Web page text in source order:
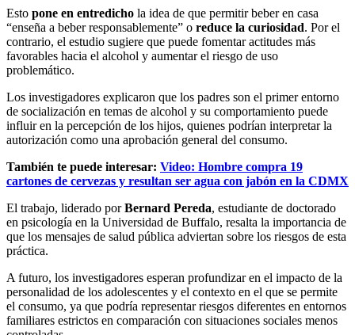
Esto pone en entredicho la idea de que permitir beber en casa
“enseña a beber responsablemente” o reduce la curiosidad. Por el
contrario, el estudio sugiere que puede fomentar actitudes más
favorables hacia el alcohol y aumentar el riesgo de uso
problemático.
Los investigadores explicaron que los padres son el primer entorno
de socialización en temas de alcohol y su comportamiento puede
influir en la percepción de los hijos, quienes podrían interpretar la
autorización como una aprobación general del consumo.
También te puede interesar: Video: Hombre compra 19
cartones de cervezas y resultan ser agua con jabón en la CDMX
El trabajo, liderado porBernard Pereda, estudiante de doctorado
en psicología en la Universidad de Buffalo, resalta la importancia de
que los mensajes de salud pública adviertan sobre los riesgos de esta
práctica.
A futuro, los investigadores esperan profundizar en el impacto de la
personalidad de los adolescentes y el contexto en el que se permite
el consumo, ya que podría representar riesgos diferentes en entornos
familiares estrictos en comparación con situaciones sociales menos